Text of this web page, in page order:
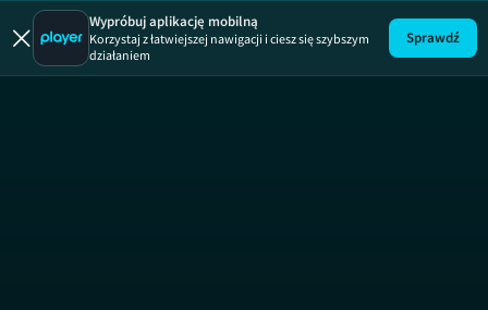
Wypróbuj aplikację mobilną
Korzystaj z łatwiejszej nawigacji i ciesz się szybszym
działaniem
Sprawdź